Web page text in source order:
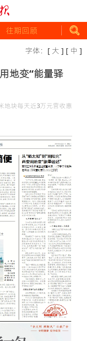
往期回顾
字体： [ 大 ] [ 中 ]
地变“能量驿
地块每天近3万元营收惠